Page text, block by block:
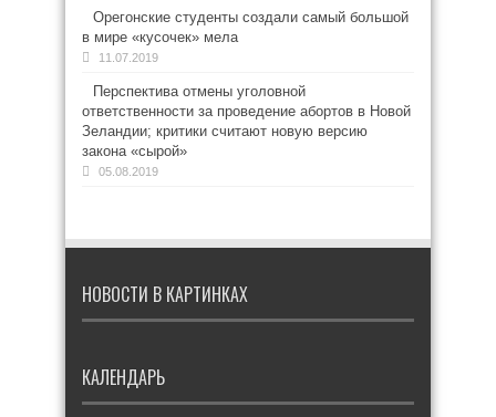
Орегонские студенты создали самый большой
в мире «кусочек» мела
11.07.2019
Перспектива отмены уголовной
ответственности за проведение абортов в Новой
Зеландии; критики считают новую версию
закона «сырой»
05.08.2019
НОВОСТИ В КАРТИНКАХ
КАЛЕНДАРЬ